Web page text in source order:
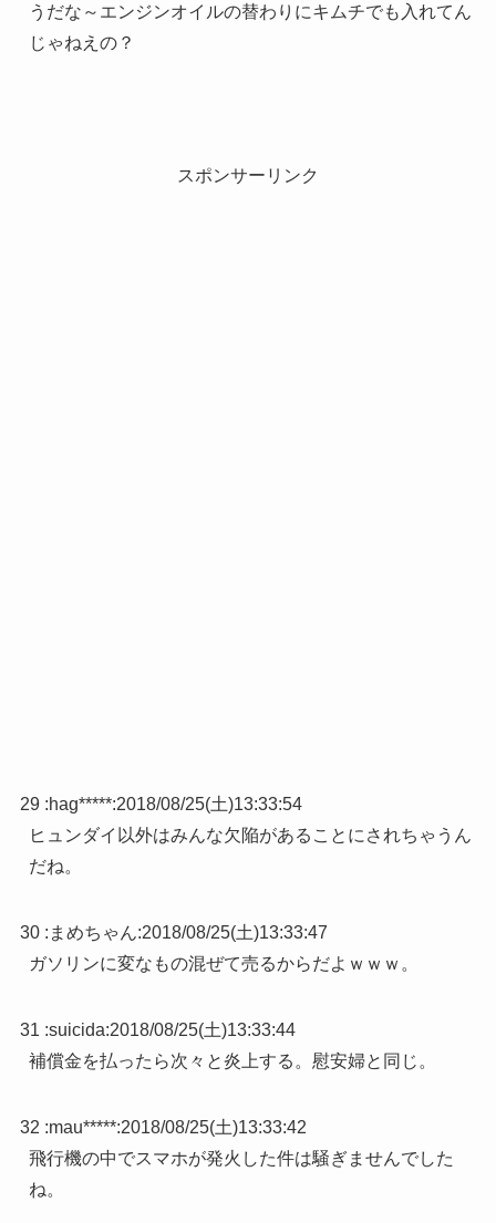
うだな～エンジンオイルの替わりにキムチでも入れてん
じゃねえの？
スポンサーリンク
29 :hag*****:2018/08/25(土)13:33:54
ヒュンダイ以外はみんな欠陥があることにされちゃうん
だね。
30 : まめちゃん:2018/08/25(土)13:33:47
ガソリンに変なもの混ぜて売るからだよｗｗｗ。
31 :suicida:2018/08/25(土)13:33:44
補償金を払ったら次々と炎上する。慰安婦と同じ。
32 :mau*****:2018/08/25(土)13:33:42
飛行機の中でスマホが発火した件は騒ぎませんでした
ね。